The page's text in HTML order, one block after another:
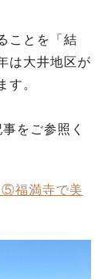
ことを「結
は大井地区が
す。
をご参照く
⑤福満寺で美